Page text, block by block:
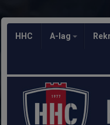
HHC A-lag